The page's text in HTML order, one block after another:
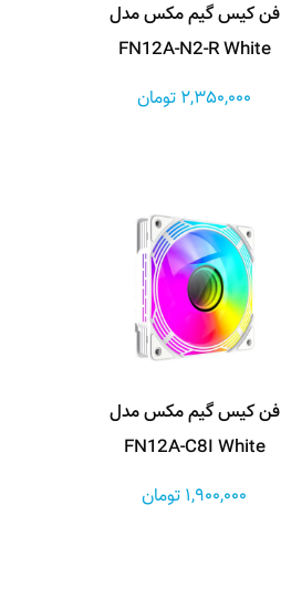
فن کیس گیم مکس مدل
FN12A-N2-R White
2,350,000 تومان
فن کیس گیم مکس مدل
FN12A-C8I White
1,900,000 تومان